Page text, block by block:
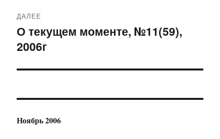
ДАЛЕЕ
Следующая
запись:
О текущем моменте, №11(59),
2006г
Ноябрь 2006